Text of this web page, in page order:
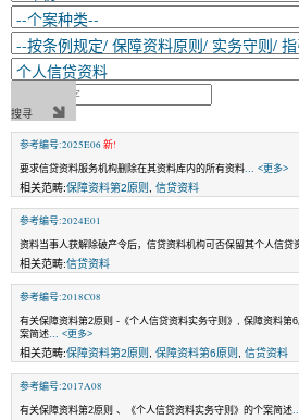
参考编号:2025E06新!
要求信贷资料服务机构删除在其资料库内的所有资料 ... <更多>
相关范畴:保障资料第2原则 信贷资料
参考编号:2024E01
资料当事人获解除破产令后，信贷资料机构可否保留其个人信贷
相关范畴:信贷资料
参考编号:2018C08
有关保障资料第2原则 -《个人信贷资料实务守则》, 保障资料第
案简述 ... <更多>
相关范畴:保障资料第2原则 保障资料第6原则 信贷资料
参考编号:2017A08
有关保障资料第2原则 、《个人信贷资料实务守则》的个案简述